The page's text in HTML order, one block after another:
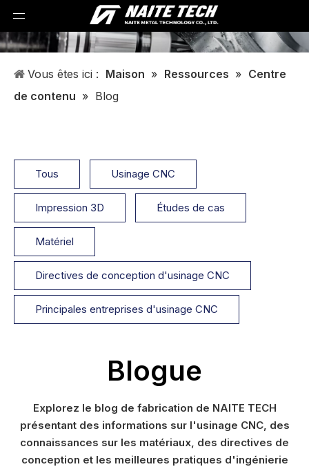
Vous êtes ici : Maison » Ressources » Centre
de contenu » Blog
Tous Usinage CNC
Impression 3D Études de cas
Matériel
Directives de conception d'usinage CNC
Principales entreprises d'usinage CNC
Blogue
Explorez le blog de fabrication de NAITE TECH
présentant des informations sur l'usinage CNC, des
connaissances sur les matériaux, des directives de
conception et les meilleures pratiques d'ingénierie